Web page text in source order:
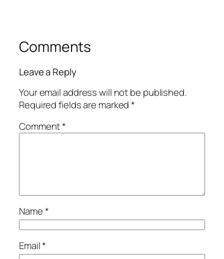
Comments
Leave a Reply
Your email address will not be published.
Required fields are marked*
Comment*
Name*
Email*